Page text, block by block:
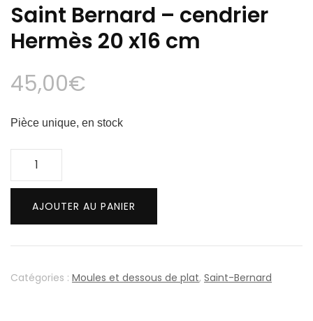
Saint Bernard – cendrier
Hermès 20 x16 cm
45,00€
Pièce unique, en stock
quantité
Saint
Bernard
-
cendrier
20
AJOUTER AU PANIER
Catégories : Moules et dessous de plat, Saint-Bernard